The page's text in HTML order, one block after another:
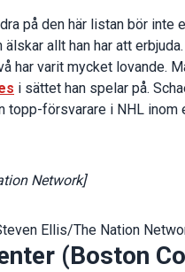
på den här listan bör
allt han har att
har varit mycket lovande.
i sättet han spelar på.
topp-försvarare i NHL inom
Network]
Ellis/The Nation
(Boston